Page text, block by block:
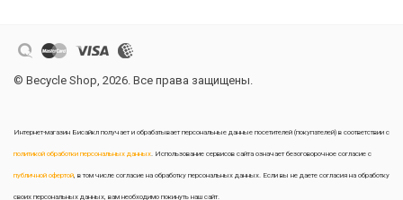
© Becycle Shop, 2026. Все права защищены.
Интернет-магазин Бисайкл получает и обрабатывает персональные данные посетителей (покупателей) в соответствии с
политикой обработки персональных данных. Использование сервисов сайта означает безоговорочное согласие с
публичной офертой, в том числе согласие на обработку персональных данных. Если вы не даете согласия на обработку
своих персональных данных, вам необходимо покинуть наш сайт.